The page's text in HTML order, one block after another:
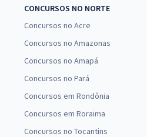
CONCURSOS NO NORTE
Concursos no Acre
Concursos no Amazonas
Concursos no Amapá
Concursos no Pará
Concursos em Rondônia
Concursos em Roraima
Concursos no Tocantins